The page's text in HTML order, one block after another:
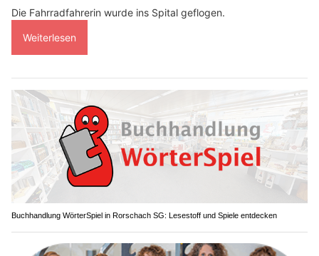
Die Fahrradfahrerin wurde ins Spital geflogen.
Weiterlesen
Buchhandlung WörterSpiel in Rorschach SG: Lesestoff und Spiele entdecken